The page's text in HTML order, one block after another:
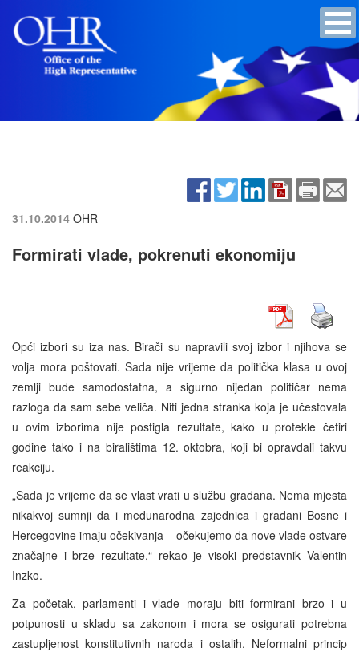
31.10.2014 OHR
Formirati vlade, pokrenuti ekonomiju
Opći izbori su iza nas. Birači su napravili svoj izbor i njihova se
volja mora poštovati. Sada nije vrijeme da politička klasa u ovoj
zemlji bude samodostatna, a sigurno nijedan političar nema
razloga da sam sebe veliča. Niti jedna stranka koja je učestovala
u ovim izborima nije postigla rezultate, kako u protekle četiri
godine tako i na biralištima 12. oktobra, koji bi opravdali takvu
reakciju.
„Sada je vrijeme da se vlast vrati u službu građana. Nema mjesta
nikakvoj sumnji da i međunarodna zajednica i građani Bosne i
Hercegovine imaju očekivanja – očekujemo da nove vlade ostvare
značajne i brze rezultate,“ rekao je visoki predstavnik Valentin
Inzko.
Za početak, parlamenti i vlade moraju biti formirani brzo i u
potpunosti u skladu sa zakonom i mora se osigurati potrebna
zastupljenost konstitutivnih naroda i ostalih. Neformalni princip